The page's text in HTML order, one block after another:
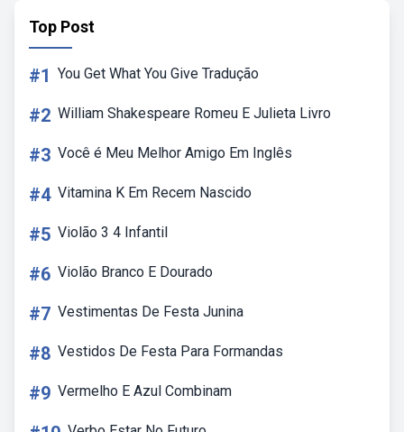
Top Post
#1 You Get What You Give Tradução
#2 William Shakespeare Romeu E Julieta Livro
#3 Você é Meu Melhor Amigo Em Inglês
#4 Vitamina K Em Recem Nascido
#5 Violão 3 4 Infantil
#6 Violão Branco E Dourado
#7 Vestimentas De Festa Junina
#8 Vestidos De Festa Para Formandas
#9 Vermelho E Azul Combinam